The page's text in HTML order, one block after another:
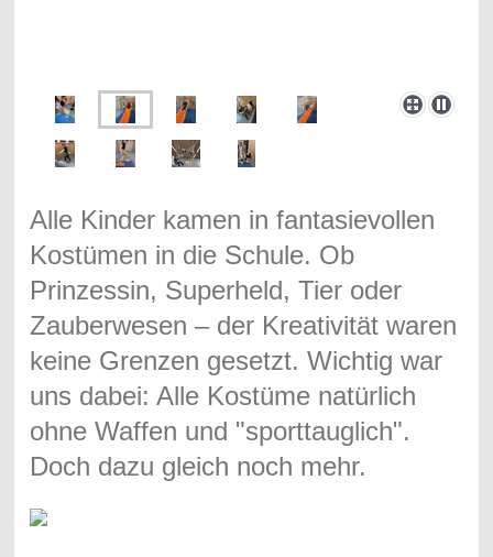
Alle Kinder kamen in fantasievollen
Kostümen in die Schule. Ob
Prinzessin, Superheld, Tier oder
Zauberwesen – der Kreativität waren
keine Grenzen gesetzt. Wichtig war
uns dabei: Alle Kostüme natürlich
ohne Waffen und "sporttauglich".
Doch dazu gleich noch mehr.